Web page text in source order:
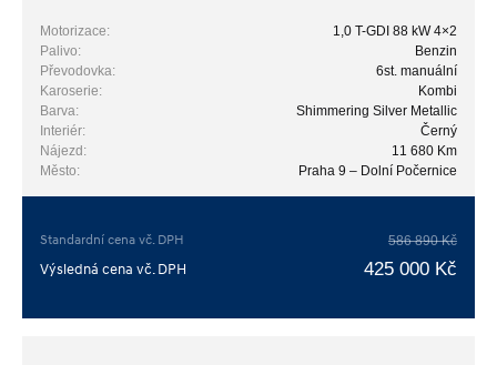
Motorizace:
1,0 T-GDI 88 kW 4×2
Palivo:
Benzin
Převodovka:
6st. manuální
Karoserie:
Kombi
Barva:
Shimmering Silver Metallic
Interiér:
Černý
Nájezd:
11 680 Km
Město:
Praha 9 – Dolní Počernice
Standardní cena vč. DPH 586 890 Kč
Výsledná cena vč. DPH 425 000 Kč